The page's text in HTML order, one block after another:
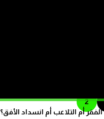
أم التلاعب أم انسداد الأفق؟
2